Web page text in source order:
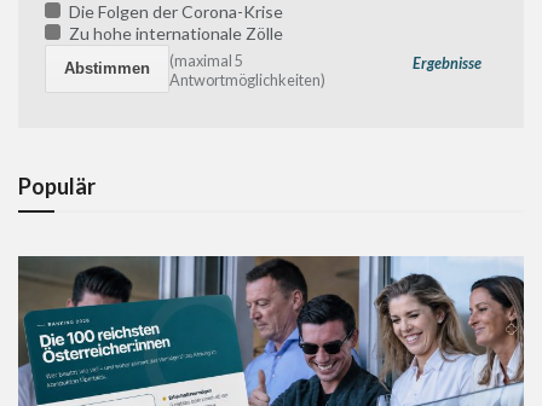
Die Folgen der Corona-Krise
Zu hohe internationale Zölle
Ergebnisse
(maximal 5
Antwortmöglichkeiten)
Populär